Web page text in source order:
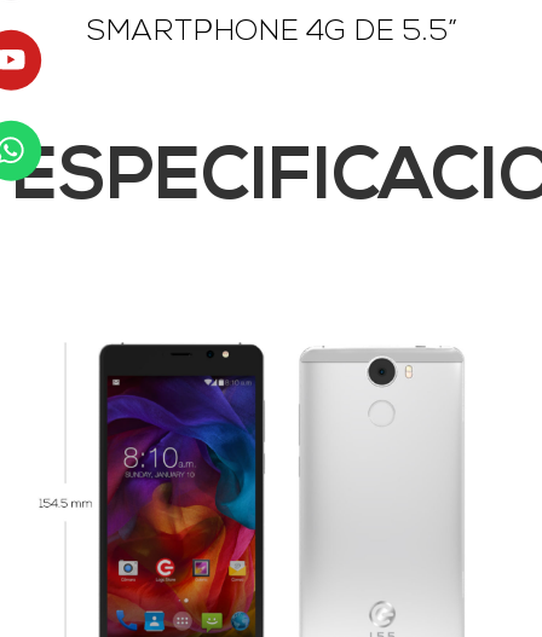
SMARTPHONE 4G DE 5.5”